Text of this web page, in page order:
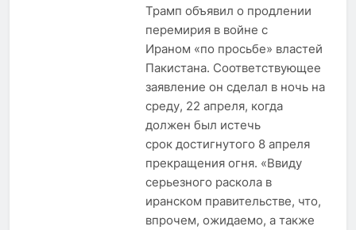
Трамп объявил о продлении
перемирия в войне с
Ираном «по просьбе» властей
Пакистана. Соответствующее
заявление он сделал в ночь на
среду, 22 апреля, когда
должен был истечь
срок достигнутого 8 апреля
прекращения огня. «Ввиду
серьезного раскола в
иранском правительстве, что,
впрочем, ожидаемо, а также